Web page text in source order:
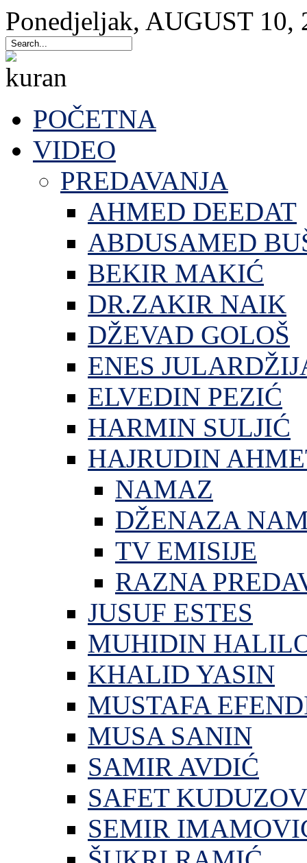
Ponedjeljak, AUGUST 10,
POČETNA
VIDEO
PREDAVANJA
AHMED DEEDAT
ABDUSAMED
BEKIR MAKIĆ
DR.ZAKIR NAIK
DŽEVAD GOLOŠ
ENES
ELVEDIN PEZIĆ
HARMIN SULJIĆ
HAJRUDIN
NAMAZ
DŽENAZA
TV EMISIJE
RAZNA
JUSUF ESTES
MUHIDIN
KHALID YASIN
MUSTAFA
MUSA SANIN
SAMIR AVDIĆ
SAFET
SEMIR